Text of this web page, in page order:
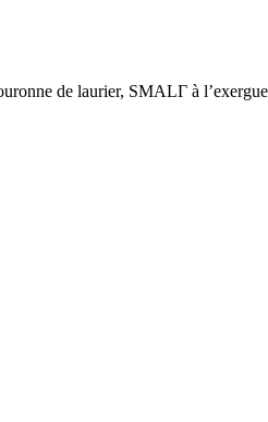
de laurier, SMALΓ à